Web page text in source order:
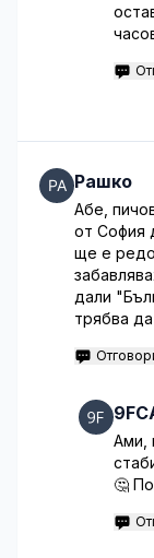
Рашко
Абе,
от София
ще е
дали
трябва
Ами,
🤔